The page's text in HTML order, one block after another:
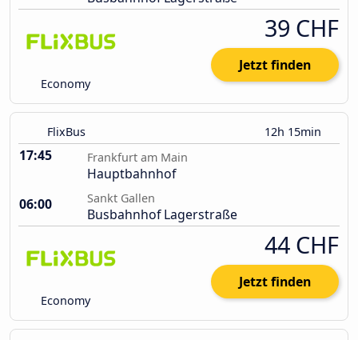
Economy
39 CHF
Jetzt finden
FlixBus 12h 15min
17:45 Frankfurt am Main
Hauptbahnhof
06:00
Sankt Gallen
Busbahnhof Lagerstraße
Economy
44 CHF
Jetzt finden